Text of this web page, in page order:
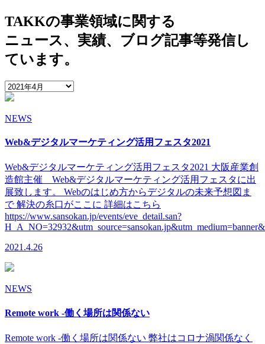
TAKKの事業領域に関する
ニュース、実績、ブログ記事等発信し
ています。
NEWS
Web&デジタルマーケティング活用フェスタ2021
Web&デジタルマーケティング活用フェスタ2021 大阪産業創
造館主催 Web&デジタルマーケティング活用フェスタに出
展致します。 Webのはじめ方からデジタルの未来予想図ま
で 解決の糸口がここに 詳細はこちら
https://www.sansokan.jp/events/eve_detail.san?
2021.4.26
NEWS
Remote work -働く場所は関係ない
Remote work -働く場所は関係ない 弊社はコロナ渦関係なく